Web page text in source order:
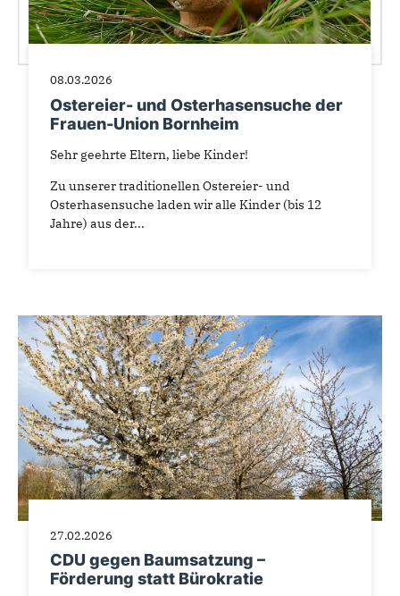
08.03.2026
Ostereier- und Osterhasensuche der
Frauen-Union Bornheim
Sehr geehrte Eltern, liebe Kinder!
Zu unserer traditionellen Ostereier- und
Osterhasensuche laden wir alle Kinder (bis 12
Jahre) aus der...
27.02.2026
CDU gegen Baumsatzung –
Förderung statt Bürokratie